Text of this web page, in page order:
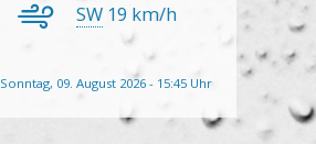
SW 19 km/h
Sonntag, 09. August 2026 - 15:45 Uhr